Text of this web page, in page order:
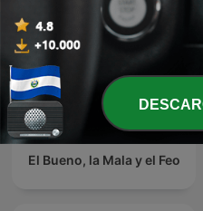
El Bueno, la Mala y el Feo